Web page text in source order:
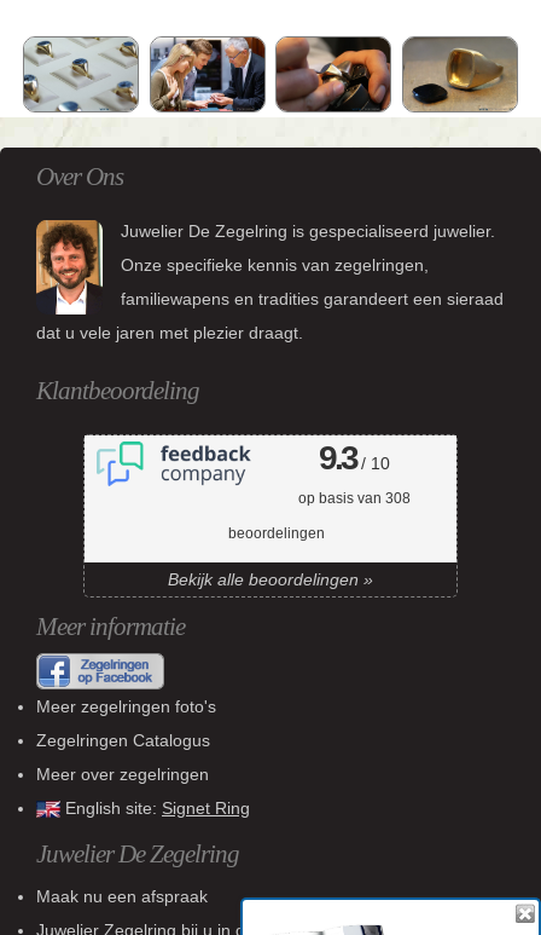
Over Ons
Juwelier De Zegelring is gespecialiseerd juwelier.
Onze specifieke kennis van zegelringen,
familiewapens en tradities garandeert een sieraad
dat u vele jaren met plezier draagt.
Klantbeoordeling
9.3/ 10
op basis van 308
beoordelingen
Bekijk alle beoordelingen »
Meer informatie
Meer zegelringen foto's
Zegelringen Catalogus
Meer over zegelringen
English site: Signet Ring
Juwelier De Zegelring
Maak nu een afspraak
Juwelier Zegelring bij u in de buurt